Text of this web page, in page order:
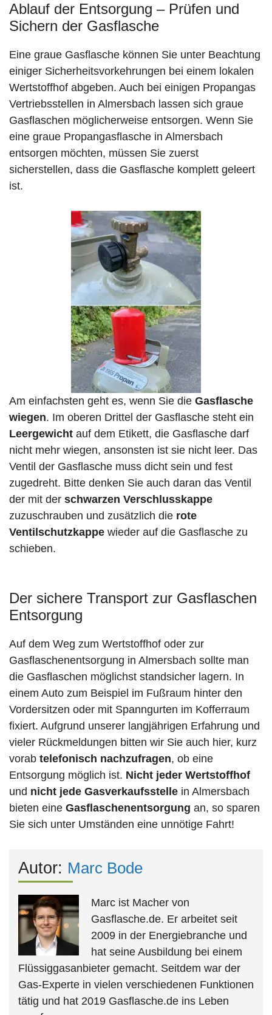
Ablauf der Entsorgung – Prüfen und
Sichern der Gasflasche
Eine graue Gasflasche können Sie unter Beachtung
einiger Sicherheitsvorkehrungen bei einem lokalen
Wertstoffhof abgeben. Auch bei einigen Propangas
Vertriebsstellen in Almersbach lassen sich graue
Gasflaschen möglicherweise entsorgen. Wenn Sie
eine graue Propangasflasche in Almersbach
entsorgen möchten, müssen Sie zuerst
sicherstellen, dass die Gasflasche komplett geleert
ist.
Am einfachsten geht es, wenn Sie die Gasflasche
wiegen. Im oberen Drittel der Gasflasche steht ein
Leergewicht auf dem Etikett, die Gasflasche darf
nicht mehr wiegen, ansonsten ist sie nicht leer. Das
Ventil der Gasflasche muss dicht sein und fest
zugedreht. Bitte denken Sie auch daran das Ventil
der mit der schwarzen Verschlusskappe
zuzuschrauben und zusätzlich die rote
Ventilschutzkappe wieder auf die Gasflasche zu
schieben.
Der sichere Transport zur Gasflaschen
Entsorgung
Auf dem Weg zum Wertstoffhof oder zur
Gasflaschenentsorgung in Almersbach sollte man
die Gasflaschen möglichst standsicher lagern. In
einem Auto zum Beispiel im Fußraum hinter den
Vordersitzen oder mit Spanngurten im Kofferraum
fixiert. Aufgrund unserer langjährigen Erfahrung und
vieler Rückmeldungen bitten wir Sie auch hier, kurz
vorab telefonisch nachzufragen, ob eine
Entsorgung möglich ist. Nicht jeder Wertstoffhof
und nicht jede Gasverkaufsstelle in Almersbach
bieten eine Gasflaschenentsorgung an, so sparen
Sie sich unter Umständen eine unnötige Fahrt!
Autor: Marc Bode
Marc ist Macher von
Gasflasche.de. Er arbeitet seit
2009 in der Energiebranche und
hat seine Ausbildung bei einem
Flüssiggasanbieter gemacht. Seitdem war der
Gas-Experte in vielen verschiedenen Funktionen
tätig und hat 2019 Gasflasche.de ins Leben